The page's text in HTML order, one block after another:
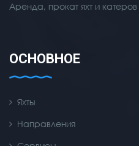
Аренда, прокат яхт и катеров
ОСНОВНОЕ
Яхты
Направления